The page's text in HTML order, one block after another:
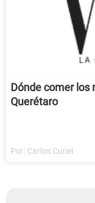
Dónde comer los
Querétaro
Por: Carlos Curiel